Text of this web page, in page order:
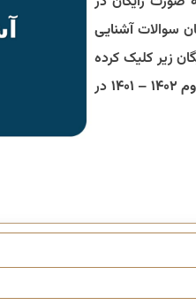
سوالاتآشنایی
زیر کلیک کرده
در